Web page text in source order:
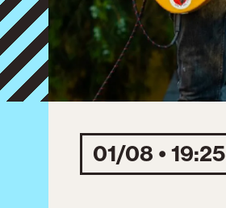
01/08 • 19:25